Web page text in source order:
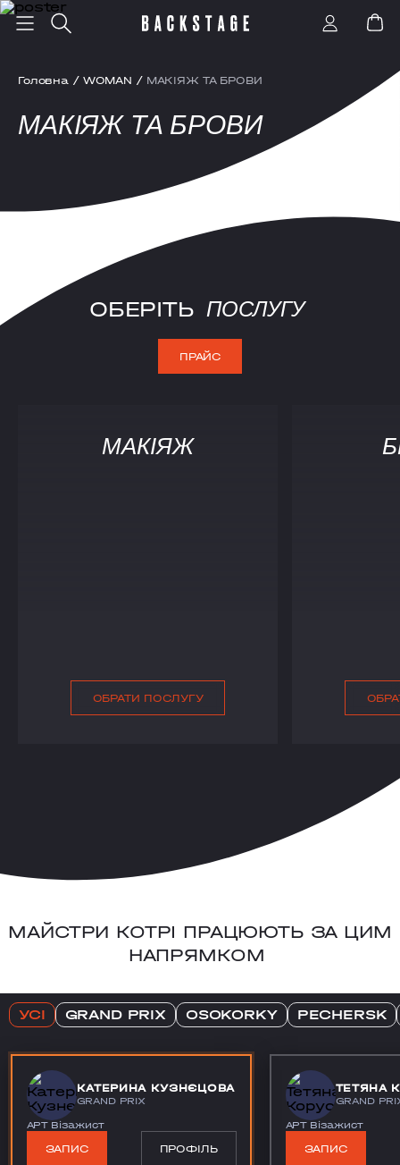
Головна / WOMAN / МАКІЯЖ ТА БРОВИ
МАКІЯЖ ТА БРОВИ
ОБЕРІТЬ ПОСЛУГУ
ПРАЙС
МАКІЯЖ
ОБРАТИ ПОСЛУГУ
МАЙСТРИ КОТРІ ПРАЦЮЮТЬ ЗА ЦИМ
НАПРЯМКОМ
УСІ GRAND PRIX OSOKORKY PECHERSK
КАТЕРИНА КУЗНЄЦОВА
GRAND PRIX
АРТ Візажист
ЗАПИС ПРОФІЛЬ
ТЕТЯНА
GRAND
АРТ Візажист
ЗАПИС